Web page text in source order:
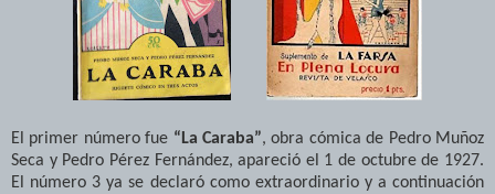
El primer número fue “La Caraba”, obra cómica de Pedro Muñoz
Seca y Pedro Pérez Fernández, apareció el 1 de octubre de 1927.
El número 3 ya se declaró como extraordinario y a continuación